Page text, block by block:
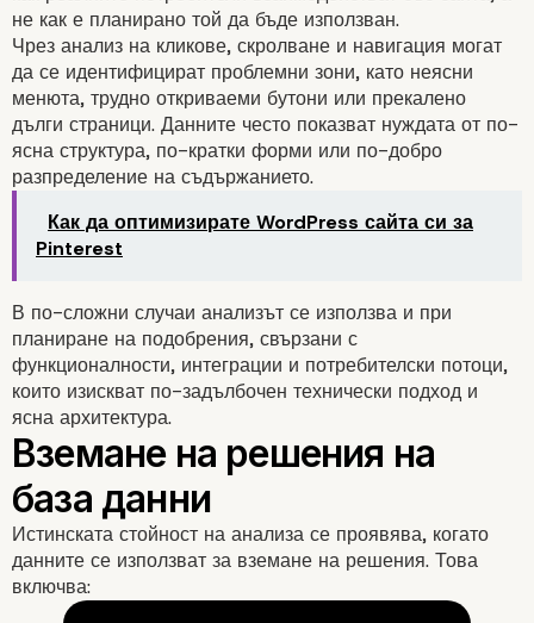
оптимизация
не как е планирано той да бъде използван.
Чрез анализ на кликове, скролване и навигация могат
да се идентифицират проблемни зони, като неясни
менюта, трудно откриваеми бутони или прекалено
дълги страници. Данните често показват нуждата от по-
ясна структура, по-кратки форми или по-добро
разпределение на съдържанието.
Как да оптимизирате WordPress сайта си за
Pinterest
В по-сложни случаи анализът се използва и при
планиране на подобрения, свързани с
функционалности, интеграции и потребителски потоци,
които изискват по-задълбочен технически подход и
ясна архитектура.
Истинската стойност на анализа се проявява, когато
данните се използват за вземане на решения. Това
включва: